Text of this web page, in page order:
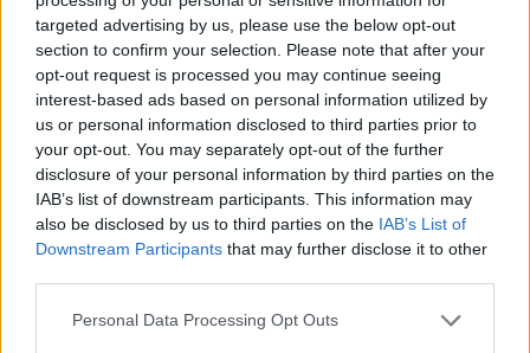
targeted advertising by us, please use the below opt-out
section to confirm your selection. Please note that after your
opt-out request is processed you may continue seeing
interest-based ads based on personal information utilized by
us or personal information disclosed to third parties prior to
your opt-out. You may separately opt-out of the further
disclosure of your personal information by third parties on the
IAB’s list of downstream participants. This information may
also be disclosed by us to third parties on the IAB’s List of
Downstream Participants that may further disclose it to other
Personal Data Processing Opt Outs
prezidentas
Pasaulis
Pirmasis susitikimas su
karaliumi Karoliu III virto
košmaru: žvaigždė jam
Pasaulis
Atsakui į naują rusų
technologiją sukurti
Ukraina turi metus –